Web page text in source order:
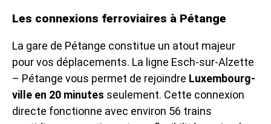
Les connexions ferroviaires à Pétange
La gare de Pétange constitue un atout majeur
pour vos déplacements. La ligne Esch-sur-Alzette
– Pétange vous permet de rejoindre Luxembourg-
ville en 20 minutes seulement. Cette connexion
directe fonctionne avec environ 56 trains